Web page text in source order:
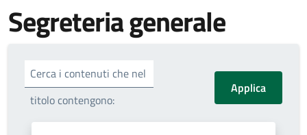
Segreteria generale
Cerca i contenuti che nel
titolo contengono: